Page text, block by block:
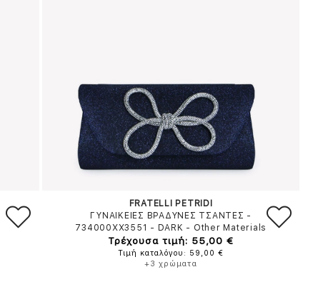
FRATELLI PETRIDI
ΓΥΝΑΙΚΕΙΕΣ ΒΡΑΔΥΝΕΣ ΤΣΑΝΤΕΣ -
734000XX3551 - DARK - Other Materials
Τρέχουσα τιμή: 55,00 €
Τιμή καταλόγου: 59,00 €
+3 χρώματα